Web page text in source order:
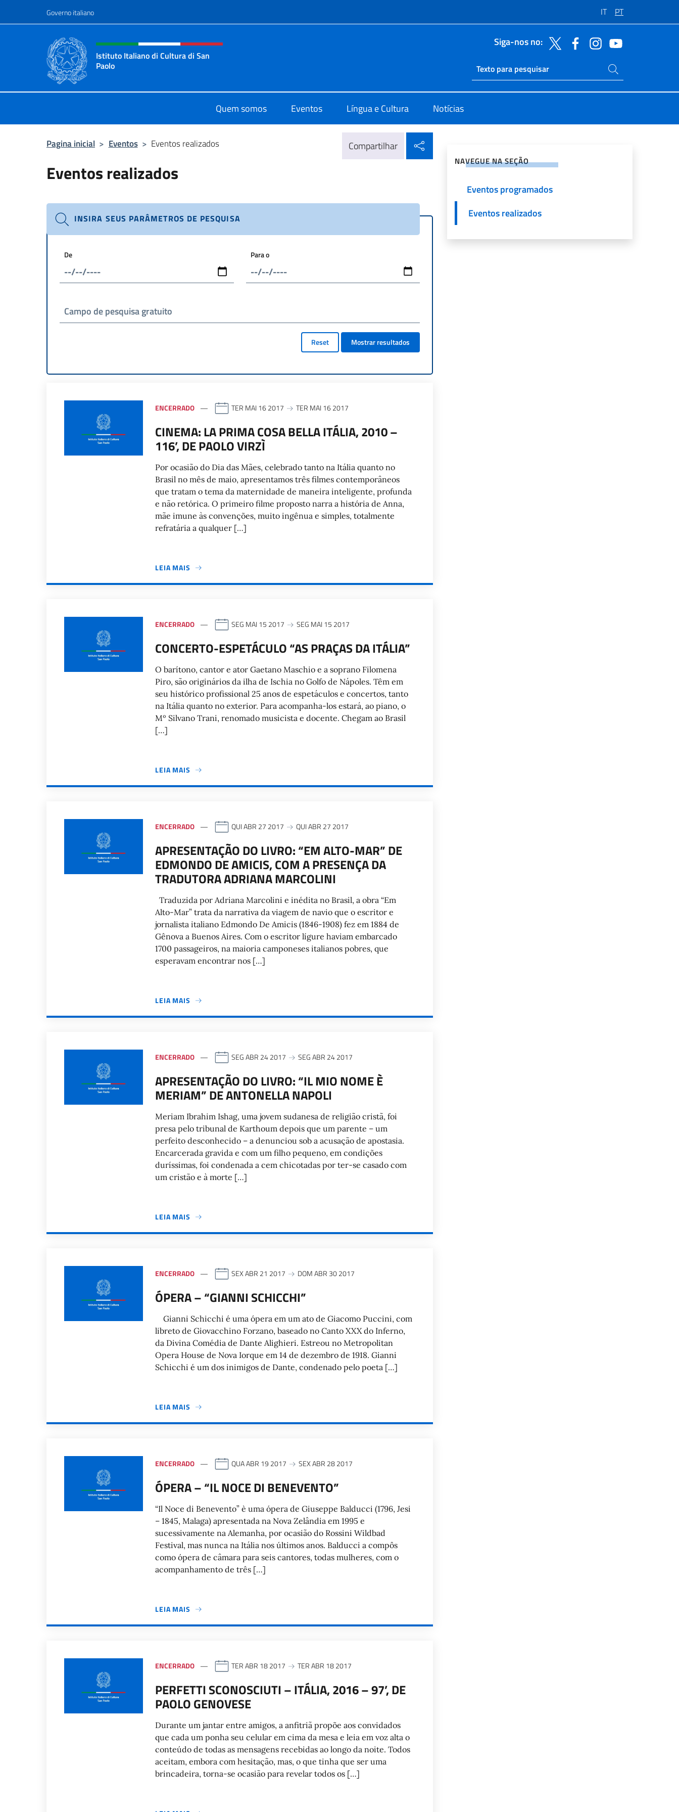
Governo italiano IT PT
Site, social e cabeçalho do menu
Istituto Italiano di Cultura di San
Paolo
Siga-nos no:
Ricerca sito live
Pesquise no site
Quem somos Eventos Língua e Cultura Notícias
Pagina inicial > Eventos > Eventos realizados Compartilhar
Eventos realizados
INSIRA SEUS PARÂMETROS DE PESQUISA
De Para o
Campo de pesquisa gratuito
Reset Mostrar resultados
ENCERRADO TER MAI 16 2017 TER MAI 16 2017
CINEMA: LA PRIMA COSA BELLA ITÁLIA, 2010 –
116’, DE PAOLO VIRZÌ
Por ocasião do Dia das Mães, celebrado tanto na Itália quanto no
Brasil no mês de maio, apresentamos três filmes contemporâneos
que tratam o tema da maternidade de maneira inteligente, profunda
e não retórica. O primeiro filme proposto narra a história de Anna,
mãe imune às convenções, muito ingênua e simples, totalmente
refratária a qualquer […]
LEIA MAIS
ENCERRADO SEG MAI 15 2017 SEG MAI 15 2017
CONCERTO-ESPETÁCULO “AS PRAÇAS DA ITÁLIA”
O barítono, cantor e ator Gaetano Maschio e a soprano Filomena
Piro, são originários da ilha de Ischia no Golfo de Nápoles. Têm em
seu histórico profissional 25 anos de espetáculos e concertos, tanto
na Itália quanto no exterior. Para acompanha-los estará, ao piano, o
Mº Silvano Trani, renomado musicista e docente. Chegam ao Brasil
[…]
LEIA MAIS
ENCERRADO QUI ABR 27 2017 QUI ABR 27 2017
APRESENTAÇÃO DO LIVRO: “EM ALTO-MAR” DE
EDMONDO DE AMICIS, COM A PRESENÇA DA
TRADUTORA ADRIANA MARCOLINI
Traduzida por Adriana Marcolini e inédita no Brasil, a obra “Em
Alto-Mar” trata da narrativa da viagem de navio que o escritor e
jornalista italiano Edmondo De Amicis (1846-1908) fez em 1884 de
Gênova a Buenos Aires. Com o escritor lígure haviam embarcado
1700 passageiros, na maioria camponeses italianos pobres, que
esperavam encontrar nos […]
LEIA MAIS
ENCERRADO SEG ABR 24 2017 SEG ABR 24 2017
APRESENTAÇÃO DO LIVRO: “IL MIO NOME È
MERIAM” DE ANTONELLA NAPOLI
Meriam Ibrahim Ishag, uma jovem sudanesa de religião cristã, foi
presa pelo tribunal de Karthoum depois que um parente – um
perfeito desconhecido – a denunciou sob a acusação de apostasia.
Encarcerada gravida e com um filho pequeno, em condições
duríssimas, foi condenada a cem chicotadas por ter-se casado com
um cristão e à morte […]
LEIA MAIS
ENCERRADO SEX ABR 21 2017 DOM ABR 30 2017
ÓPERA – “GIANNI SCHICCHI”
Gianni Schicchi é uma ópera em um ato de Giacomo Puccini, com
libreto de Giovacchino Forzano, baseado no Canto XXX do Inferno,
da Divina Comédia de Dante Alighieri. Estreou no Metropolitan
Opera House de Nova Iorque em 14 de dezembro de 1918. Gianni
Schicchi é um dos inimigos de Dante, condenado pelo poeta […]
LEIA MAIS
ENCERRADO QUA ABR 19 2017 SEX ABR 28 2017
ÓPERA – “IL NOCE DI BENEVENTO”
“Il Noce di Benevento” è uma ópera de Giuseppe Balducci (1796, Jesi
– 1845, Malaga) apresentada na Nova Zelândia em 1995 e
sucessivamente na Alemanha, por ocasião do Rossini Wildbad
Festival, mas nunca na Itália nos últimos anos. Balducci a compôs
como ópera de câmara para seis cantores, todas mulheres, com o
acompanhamento de três […]
LEIA MAIS
ENCERRADO TER ABR 18 2017 TER ABR 18 2017
PERFETTI SCONOSCIUTI – ITÁLIA, 2016 – 97’, DE
PAOLO GENOVESE
Durante um jantar entre amigos, a anfitriã propõe aos convidados
que cada um ponha seu celular em cima da mesa e leia em voz alta o
conteúdo de todas as mensagens recebidas ao longo da noite. Todos
aceitam, embora com hesitação, mas, o que tinha que ser uma
brincadeira, torna-se ocasião para revelar todos os […]
NAVEGUE NA SEÇÃO
Eventos programados
Eventos realizados